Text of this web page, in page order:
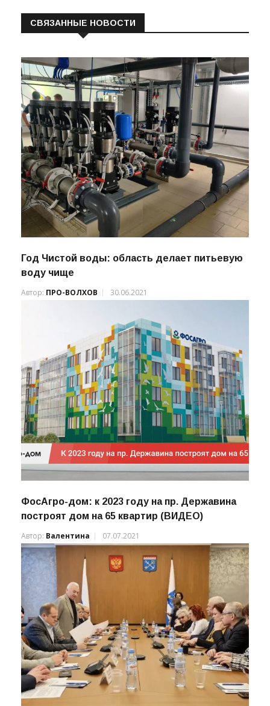
СВЯЗАННЫЕ НОВОСТИ
Год Чистой воды: область делает питьевую
воду чище
Автор: ПРО-ВОЛХОВ 30.06.2021
ФосАгро-дом: к 2023 году на пр. Державина
построят дом на 65 квартир (ВИДЕО)
Автор: Валентина 07.07.2021